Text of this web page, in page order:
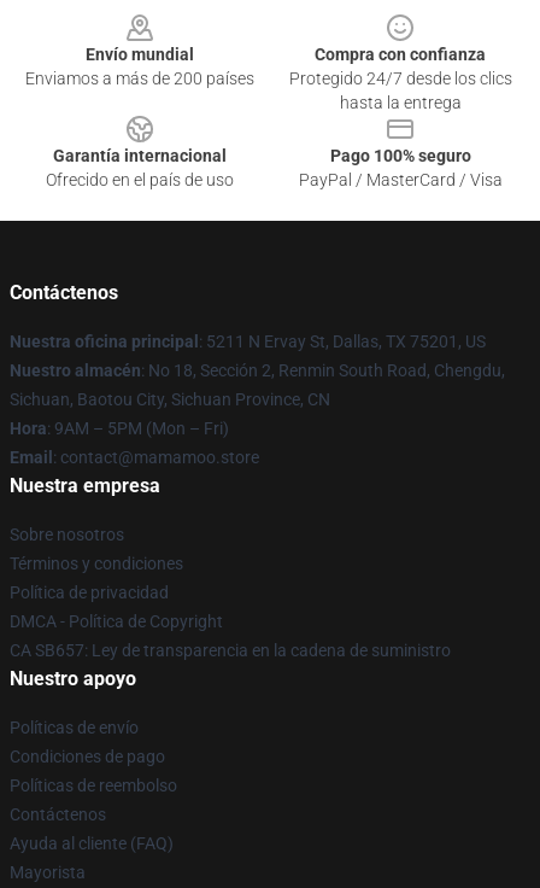
Envío mundial
Enviamos a más de 200 países
Compra con confianza
Protegido 24/7 desde los clics
hasta la entrega
Garantía internacional
Ofrecido en el país de uso
Pago 100% seguro
PayPal / MasterCard / Visa
Contáctenos
Nuestra oficina principal : 5211 N Ervay St, Dallas, TX 75201, US
Nuestro almacén: No 18, Sección 2, Renmin South Road, Chengdu,
Sichuan, Baotou City, Sichuan Province, CN
Hora: 9AM – 5PM (Mon – Fri)
Email : contact@mamamoo.store
Nuestra empresa
Sobre nosotros
Términos y condiciones
Política de privacidad
DMCA - Política de Copyright
CA SB657: Ley de transparencia en la cadena de suministro
Nuestro apoyo
Políticas de envío
Condiciones de pago
Políticas de reembolso
Contáctenos
Ayuda al cliente (FAQ)
Mayorista